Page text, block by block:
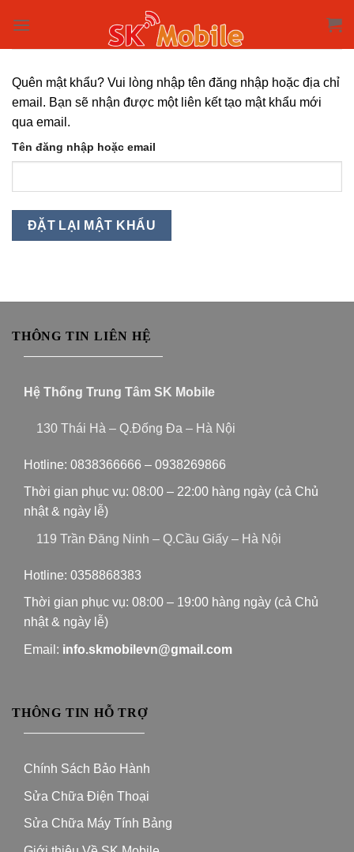
content
Quên mật khẩu? Vui lòng nhập tên đăng nhập hoặc địa chỉ
email. Bạn sẽ nhận được một liên kết tạo mật khẩu mới
qua email.
Tên đăng nhập hoặc email
ĐẶT LẠI MẬT KHẨU
THÔNG TIN LIÊN HỆ
———————————
Hệ Thống Trung Tâm SK Mobile
130 Thái Hà – Q.Đống Đa – Hà Nội
Hotline: 0838366666 – 0938269866
Thời gian phục vụ: 08:00 – 22:00 hàng ngày (cả Chủ
nhật & ngày lễ)
119 Trần Đăng Ninh – Q.Cầu Giấy – Hà Nội
Hotline: 0358868383
Thời gian phục vụ: 08:00 – 19:00 hàng ngày (cả Chủ
nhật & ngày lễ)
Email: info.skmobilevn@gmail.com
THÔNG TIN HỖ TRỢ
—————————–
Chính Sách Bảo Hành
Sửa Chữa Điện Thoại
Sửa Chữa Máy Tính Bảng